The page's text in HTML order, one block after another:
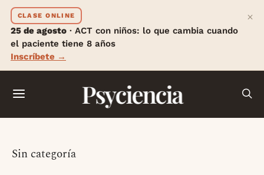
CLASE ONLINE
25 de agosto · ACT con niños: lo que cambia cuando
el paciente tiene 8 años
Inscríbete →
×
Psyciencia
Sin categoría